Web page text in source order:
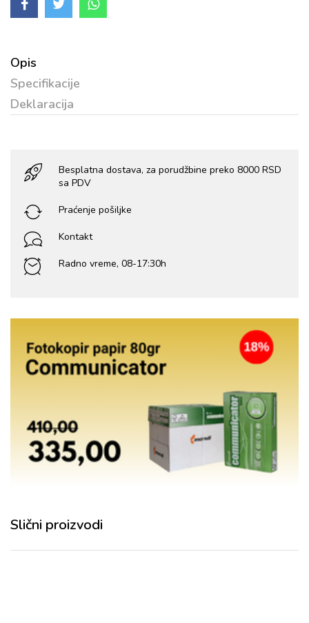
Opis
Specifikacije
Deklaracija
Besplatna dostava, za porudžbine preko 8000 RSD
sa PDV
Praćenje pošiljke
Kontakt
Radno vreme, 08-17:30h
Slični proizvodi